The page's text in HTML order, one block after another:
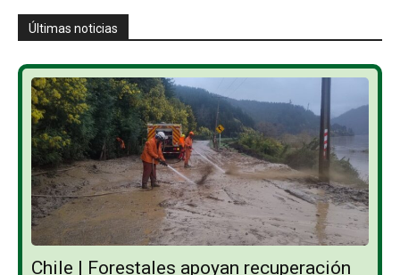
Últimas noticias
Chile | Forestales apoyan recuperación